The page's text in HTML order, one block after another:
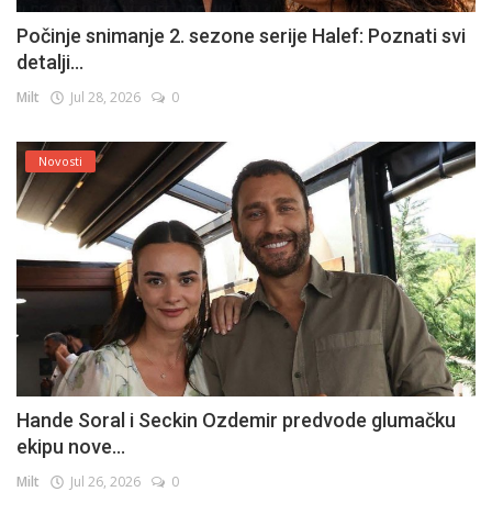
Počinje snimanje 2. sezone serije Halef: Poznati svi
detalji...
Milt Jul 28, 2026 0
Novosti
Hande Soral i Seckin Ozdemir predvode glumačku
ekipu nove...
Milt Jul 26, 2026 0